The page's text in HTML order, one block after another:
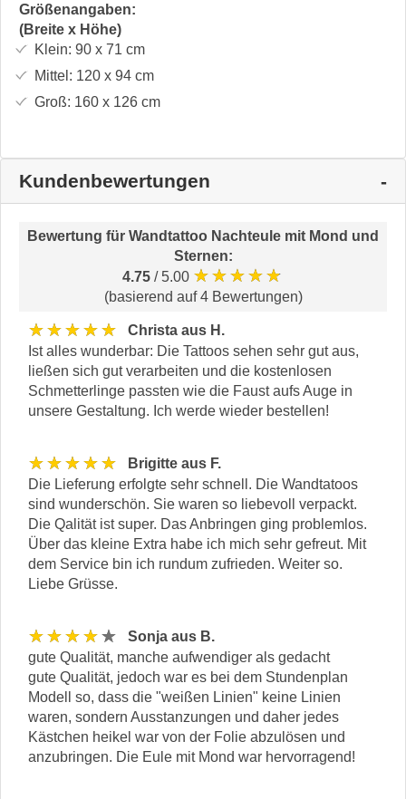
Größenangaben:
(Breite x Höhe)
Klein: 90 x 71 cm
Mittel: 120 x 94cm
Groß: 160 x 126cm
Kundenbewertungen
Bewertung für Wandtattoo Nachteule mit Mond und
Sternen:
4.75 / 5.00 ★★★★★
(basierend auf 4 Bewertungen)
★★★★★
Christa aus H.
Ist alles wunderbar: Die Tattoos sehen sehr gut aus,
ließen sich gut verarbeiten und die kostenlosen
Schmetterlinge passten wie die Faust aufs Auge in
unsere Gestaltung. Ich werde wieder bestellen!
★★★★★
Brigitte aus F.
Die Lieferung erfolgte sehr schnell. Die Wandtatoos
sind wunderschön. Sie waren so liebevoll verpackt.
Die Qalität ist super. Das Anbringen ging problemlos.
Über das kleine Extra habe ich mich sehr gefreut. Mit
dem Service bin ich rundum zufrieden. Weiter so.
Liebe Grüsse.
★★★★★
Sonja aus B.
gute Qualität, manche aufwendiger als gedacht
gute Qualität, jedoch war es bei dem Stundenplan
Modell so, dass die "weißen Linien" keine Linien
waren, sondern Ausstanzungen und daher jedes
Kästchen heikel war von der Folie abzulösen und
anzubringen. Die Eule mit Mond war hervorragend!